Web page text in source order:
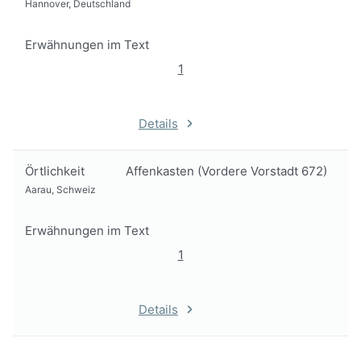
Hannover, Deutschland
Erwähnungen im Text
1
Details
Örtlichkeit Affenkasten (Vordere Vorstadt 672)
Aarau, Schweiz
Erwähnungen im Text
1
Details